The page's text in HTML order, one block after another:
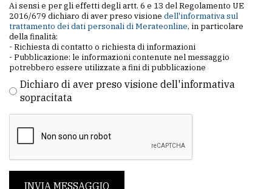
Ai sensi e per gli effetti degli artt. 6 e 13 del Regolamento UE
2016/679 dichiaro di aver preso visione dell'informativa sul
trattamento dei dati personali di Merateonline, in particolare
della finalità:
- Richiesta di contatto o richiesta di informazioni
- Pubblicazione: le informazioni contenute nel messaggio
potrebbero essere utilizzate a fini di pubblicazione
Dichiaro di aver preso visione dell'informativa
sopracitata
INVIA MESSAGGIO